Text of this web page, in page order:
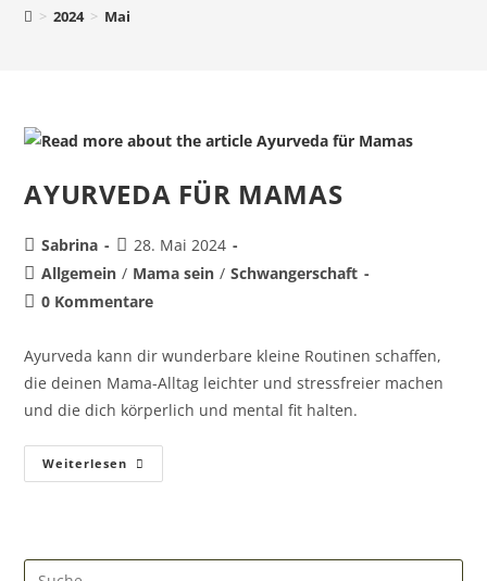
> 2024 > Mai
AYURVEDA FÜR MAMAS
Sabrina
28. Mai 2024
Allgemein / Mama sein / Schwangerschaft
0 Kommentare
Ayurveda kann dir wunderbare kleine Routinen schaffen,
die deinen Mama-Alltag leichter und stressfreier machen
und die dich körperlich und mental fit halten.
Weiterlesen